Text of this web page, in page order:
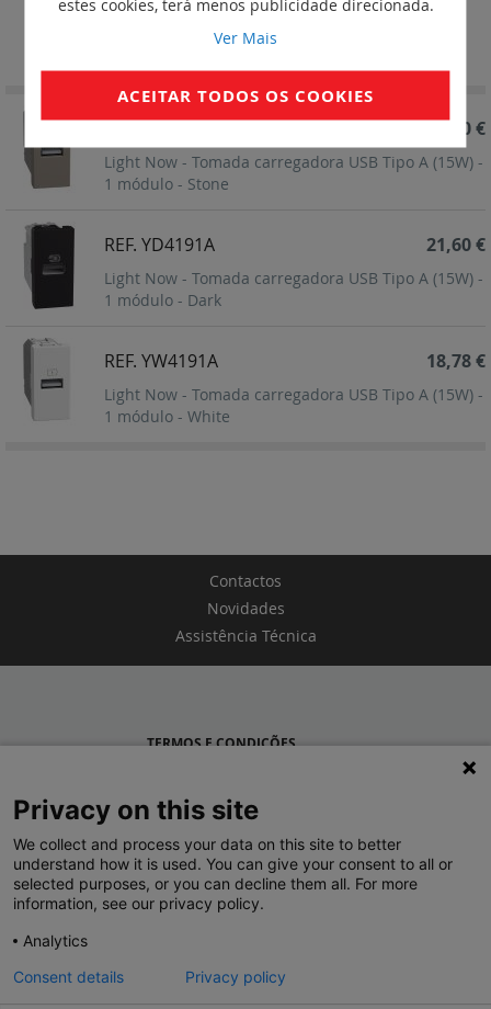
REF. YG4191A
Light Now - Tomada carregadora USB Tipo A (15W) -
1 módulo - Stone
21,60 €
REF. YD4191A
Light Now - Tomada carregadora USB Tipo A (15W) -
1 módulo - Dark
21,60 €
REF. YW4191A
Light Now - Tomada carregadora USB Tipo A (15W) -
1 módulo - White
18,78 €
Contactos
Novidades
Assistência Técnica
Ver Mais
ACEITAR TODOS OS COOKIES
TERMOS E CONDIÇÕES
LEGRAND PORTUGAL
GRUPO LEGRAND NO MUNDO
Privacy on this site
We collect and process your data on this site to better
understand how it is used. You can give your consent to all or
selected purposes, or you can decline them all. For more
information, see our privacy policy.
Analytics
Consent details
Privacy policy